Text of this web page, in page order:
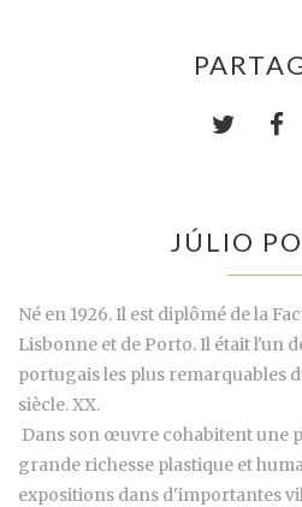
JÚLIO
Né en 1926. Il est diplômé de la
Lisbonne et de Porto. Il était l'un
portugais les plus remarquables
siècle. XX.
Dans son œuvre cohabitent une
grande richesse plastique et
expositions dans d'importantes